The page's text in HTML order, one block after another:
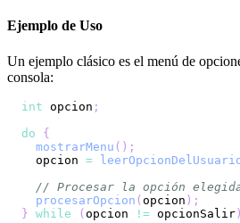
Ejemplo de Uso
Un ejemplo clásico es el menú de
consola:
int opcion ;
do
{
mostrarMenu ( ) ;
  opcion
=
// Procesar la opción
procesarOpcion (opcion ) ;
} while (opcion != opcionSalir)